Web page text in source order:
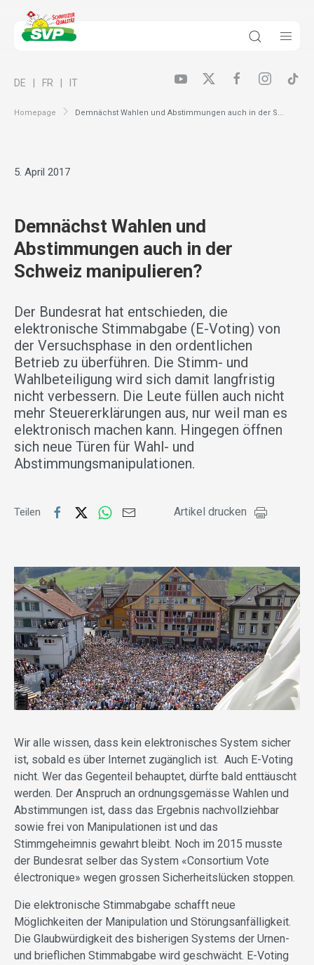
Homepage Demnächst Wahlen und Abstimmungen auch in der S...
DE FR IT
5. April 2017
Demnächst Wahlen und
Abstimmungen auch in der
Schweiz manipulieren?
Der Bundesrat hat entschieden, die
elektronische Stimmabgabe (E-Voting) von
der Versuchsphase in den ordentlichen
Betrieb zu überführen. Die Stimm- und
Wahlbeteiligung wird sich damit langfristig
nicht verbessern. Die Leute füllen auch nicht
mehr Steuererklärungen aus, nur weil man es
elektronisch machen kann. Hingegen öffnen
sich neue Türen für Wahl- und
Abstimmungsmanipulationen.
Teilen Artikel drucken
Wir alle wissen, dass kein elektronisches System sicher
ist, sobald es über Internet zugänglich ist. Auch E-Voting
nicht. Wer das Gegenteil behauptet, dürfte bald enttäuscht
werden. Der Anspruch an ordnungsgemässe Wahlen und
Abstimmungen ist, dass das Ergebnis nachvollziehbar
sowie frei von Manipulationen ist und das
Stimmgeheimnis gewahrt bleibt. Noch im 2015 musste
der Bundesrat selber das System «Consortium Vote
électronique» wegen grossen Sicherheitslücken stoppen.
Die elektronische Stimmabgabe schafft neue
Möglichkeiten der Manipulation und Störungsanfälligkeit.
Die Glaubwürdigkeit des bisherigen Systems der Urnen-
und brieflichen Stimmabgabe wird geschwächt. E-Voting